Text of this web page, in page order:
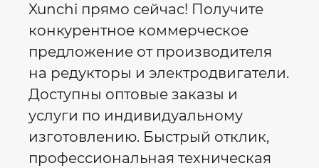
Xunchi прямо сейчас! Получите
конкурентное коммерческое
предложение от производителя
на редукторы и электродвигатели.
Доступны оптовые заказы и
услуги по индивидуальному
изготовлению. Быстрый отклик,
профессиональная техническая